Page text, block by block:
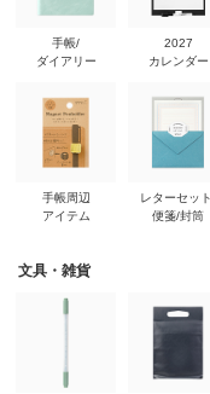
手帳/
ダイアリー
手帳周辺
アイテム
2027
カレンダー
レターセッ
便箋/封筒
文具・雑貨